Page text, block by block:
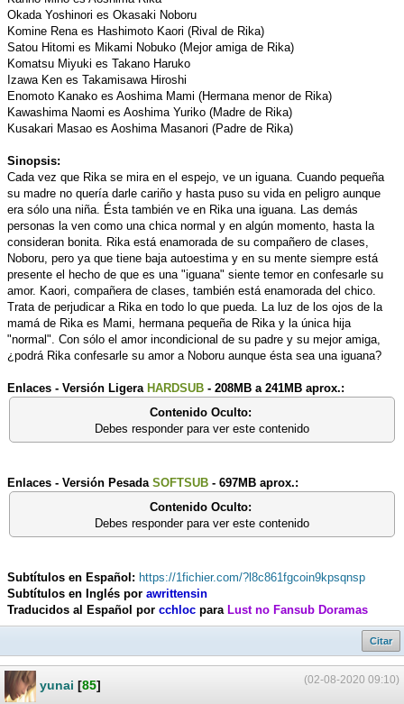
Okada Yoshinori es Okasaki Noboru
Komine Rena es Hashimoto Kaori (Rival de Rika)
Satou Hitomi es Mikami Nobuko (Mejor amiga de Rika)
Komatsu Miyuki es Takano Haruko
Izawa Ken es Takamisawa Hiroshi
Enomoto Kanako es Aoshima Mami (Hermana menor de Rika)
Kawashima Naomi es Aoshima Yuriko (Madre de Rika)
Kusakari Masao es Aoshima Masanori (Padre de Rika)
Sinopsis:
Cada vez que Rika se mira en el espejo, ve un iguana. Cuando pequeña
su madre no quería darle cariño y hasta puso su vida en peligro aunque
era sólo una niña. Ésta también ve en Rika una iguana. Las demás
personas la ven como una chica normal y en algún momento, hasta la
consideran bonita. Rika está enamorada de su compañero de clases,
Noboru, pero ya que tiene baja autoestima y en su mente siempre está
presente el hecho de que es una "iguana" siente temor en confesarle su
amor. Kaori, compañera de clases, también está enamorada del chico.
Trata de perjudicar a Rika en todo lo que pueda. La luz de los ojos de la
mamá de Rika es Mami, hermana pequeña de Rika y la única hija
"normal". Con sólo el amor incondicional de su padre y su mejor amiga,
¿podrá Rika confesarle su amor a Noboru aunque ésta sea una iguana?
Enlaces - Versión Ligera HARDSUB - 208MB a 241MB aprox.:
Contenido Oculto:
Debes responder para ver este contenido
Enlaces - Versión Pesada SOFTSUB - 697MB aprox.:
Contenido Oculto:
Debes responder para ver este contenido
Subtítulos en Español: https://1fichier.com/?l8c861fgcoin9kpsqnsp
Subtítulos en Inglés por awrittensin
Traducidos al Español por cchloc para Lust no Fansub Doramas
Citar
(02-08-2020 09:10)
yunai [85]